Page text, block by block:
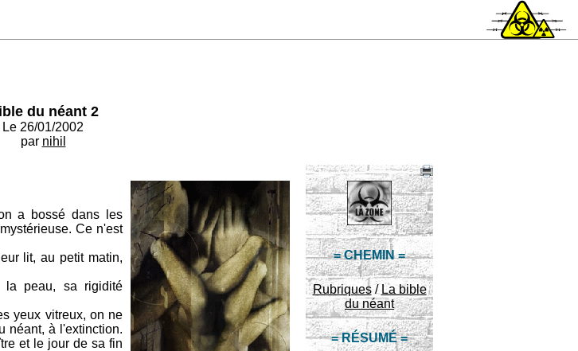
du néant 2
Le 26/01/2002
par nihil
= CHEMIN =
Rubriques/La bible
du néant
= RÉSUMÉ =
a bossé dans les
Ce n'est
lit, au petit matin,
peau, sa rigidité
yeux vitreux, on ne
néant, à l'extinction.
et le jour de sa fin